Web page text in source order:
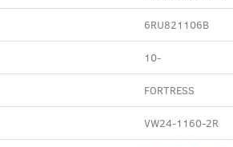
6RU821106B
10-
FORTRESS
VW24-1160-2R